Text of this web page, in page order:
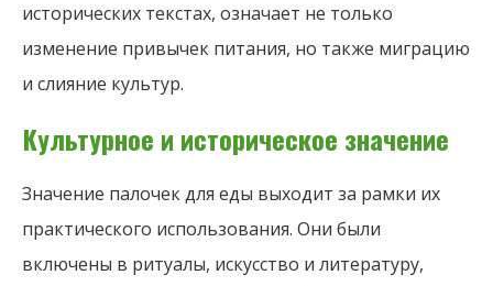
исторических текстах, означает не только
изменение привычек питания, но также миграцию
и слияние культур.
Культурное и историческое значение
Значение палочек для еды выходит за рамки их
практического использования. Они были
включены в ритуалы, искусство и литературу,